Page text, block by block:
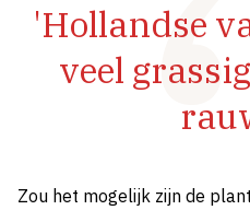
'Hollandse
veel
Zou het mogelijk zijn de